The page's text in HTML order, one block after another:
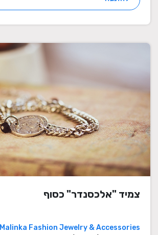
צמיד "אלכסנדר" כסוף
Malinka Fashion Jewelry & Accessories